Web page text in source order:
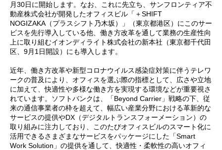
月30日に開始します。なお、これに先立ち、サンフロンティア不
動産株式会社が開発したオフィスビル「＋SHIFT
NOGIZAKA（プラスシフト乃木坂）」（東京都港区）にこのサー
ビスを先行導入している他、働き方改革を通して業務の生産性向
上に取り組むイオンディライト株式会社の新本社（東京都千代田
区、9月1日開設）にも導入します。
近年、働き方改革や新型コロナウイルス感染症対策に伴うテレワ
ークの普及により、オフィスを選ぶ際の指標として、広さや立地
に加えて、快適性や多様な働き方を実現する環境などが重要視さ
れています。ソフトバンクは、「Beyond Carrier」戦略の下、従
来の通信事業者の枠を超えて、幅広い産業分野における革新的な
サービスの提供やDX（デジタルトランスフォーメーション）の
取り組みに注力しており、このたびオフィスビルのスマート化に
活用できるさまざまなサービスをパッケージにした「Smart
Work Solution」の提供を通して、快適性・柔軟性の高いオフィ